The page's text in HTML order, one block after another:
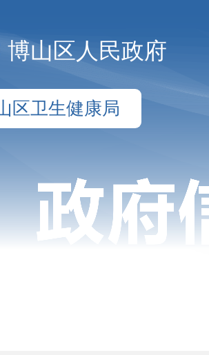
博山区人民政府
区卫生健康局